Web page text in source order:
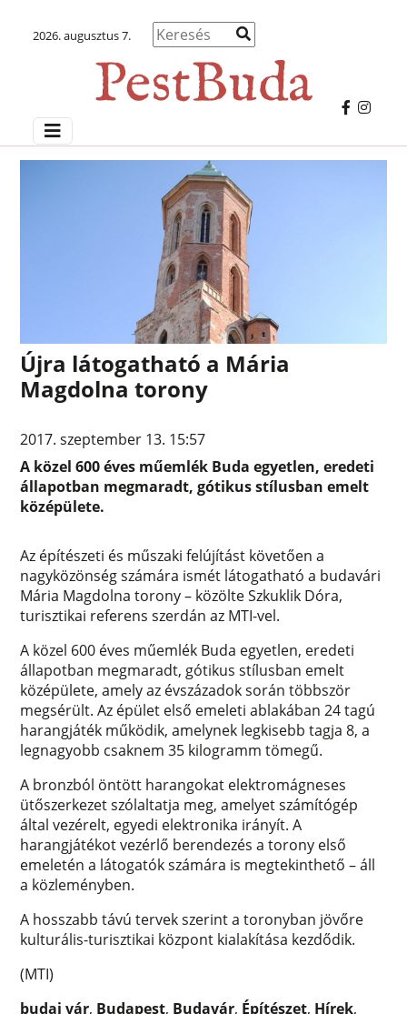
2026. augusztus 7.
Újra látogatható a Mária
Magdolna torony
2017. szeptember 13. 15:57
A közel 600 éves műemlék Buda egyetlen, eredeti
állapotban megmaradt, gótikus stílusban emelt
középülete.
Az építészeti és műszaki felújítást követően a
nagyközönség számára ismét látogatható a budavári
Mária Magdolna torony – közölte Szkuklik Dóra,
turisztikai referens szerdán az MTI-vel.
A közel 600 éves műemlék Buda egyetlen, eredeti
állapotban megmaradt, gótikus stílusban emelt
középülete, amely az évszázadok során többször
megsérült. Az épület első emeleti ablakában 24 tagú
harangjáték működik, amelynek legkisebb tagja 8, a
legnagyobb csaknem 35 kilogramm tömegű.
A bronzból öntött harangokat elektromágneses
ütőszerkezet szólaltatja meg, amelyet számítógép
által vezérelt, egyedi elektronika irányít. A
harangjátékot vezérlő berendezés a torony első
emeletén a látogatók számára is megtekinthető – áll
a közleményben.
A hosszabb távú tervek szerint a toronyban jövőre
kulturális-turisztikai központ kialakítása kezdődik.
(MTI)
budai vár, Budapest, Budavár, Építészet, Hírek,